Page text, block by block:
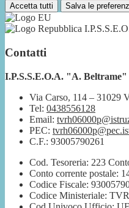
Accetta tutti Salva le
Contatti
I.P.S.S.E.O.A. "A.
Via Carso, 114 – 31029
Tel: 0438556128
Email:
PEC:
C.F.: 93005790261
Cod. Tesoreria: 223
Conto corrente postale:
Codice Fiscale:
Codice Ministeriale: